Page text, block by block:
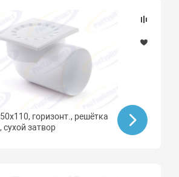
горизонт., решётка
сухой затвор